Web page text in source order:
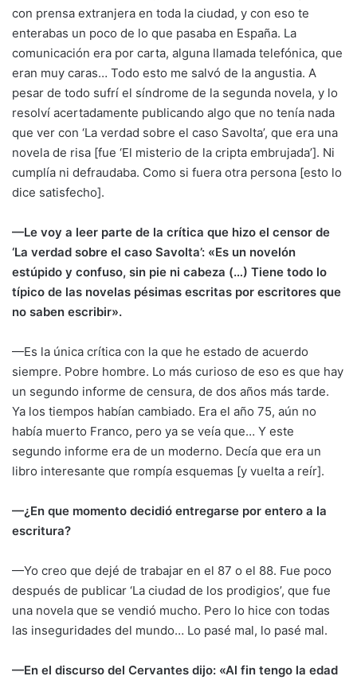
con prensa extranjera en toda la ciudad, y con eso te
enterabas un poco de lo que pasaba en España. La
comunicación era por carta, alguna llamada telefónica, que
eran muy caras… Todo esto me salvó de la angustia. A
pesar de todo sufrí el síndrome de la segunda novela, y lo
resolví acertadamente publicando algo que no tenía nada
que ver con ‘La verdad sobre el caso Savolta’, que era una
novela de risa [fue ‘El misterio de la cripta embrujada’]. Ni
cumplía ni defraudaba. Como si fuera otra persona [esto lo
dice satisfecho].
—Le voy a leer parte de la crítica que hizo el censor de
‘La verdad sobre el caso Savolta’: «Es un novelón
estúpido y confuso, sin pie ni cabeza (…) Tiene todo lo
típico de las novelas pésimas escritas por escritores que
no saben escribir».
—Es la única crítica con la que he estado de acuerdo
siempre. Pobre hombre. Lo más curioso de eso es que hay
un segundo informe de censura, de dos años más tarde.
Ya los tiempos habían cambiado. Era el año 75, aún no
había muerto Franco, pero ya se veía que… Y este
segundo informe era de un moderno. Decía que era un
libro interesante que rompía esquemas [y vuelta a reír].
—¿En que momento decidió entregarse por entero a la
escritura?
—Yo creo que dejé de trabajar en el 87 o el 88. Fue poco
después de publicar ‘La ciudad de los prodigios’, que fue
una novela que se vendió mucho. Pero lo hice con todas
las inseguridades del mundo… Lo pasé mal, lo pasé mal.
—En el discurso del Cervantes dijo: «Al fin tengo la edad